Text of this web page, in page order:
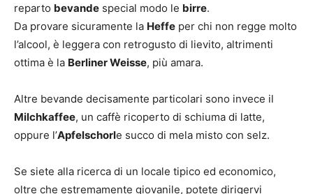
reparto bevande special modo le birre.
Da provare sicuramente la Heffe per chi non regge molto
l’alcool, è leggera con retrogusto di lievito, altrimenti
ottima è la Berliner Weisse, più amara.
Altre bevande decisamente particolari sono invece il
Milchkaffee, un caffè ricoperto di schiuma di latte,
oppure l’Apfelschorle succo di mela misto con selz.
Se siete alla ricerca di un locale tipico ed economico,
oltre che estremamente giovanile, potete dirigervi